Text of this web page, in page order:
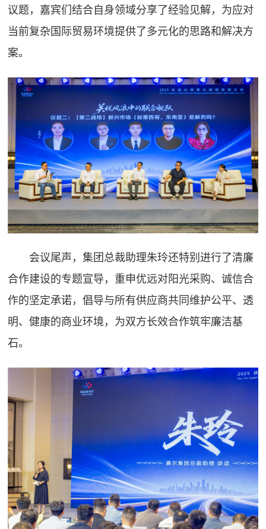
议题，嘉宾们结合自身领域分享了经验见解，为应对
当前复杂国际贸易环境提供了多元化的思路和解决方
案。
会议尾声，集团总裁助理朱玲还特别进行了清廉
合作建设的专题宣导，重申优远对阳光采购、诚信合
作的坚定承诺，倡导与所有供应商共同维护公平、透
明、健康的商业环境，为双方长效合作筑牢廉洁基
石。